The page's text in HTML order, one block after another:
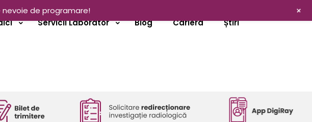
Servicii Laborator Blog Cariera Știri
de programare! +